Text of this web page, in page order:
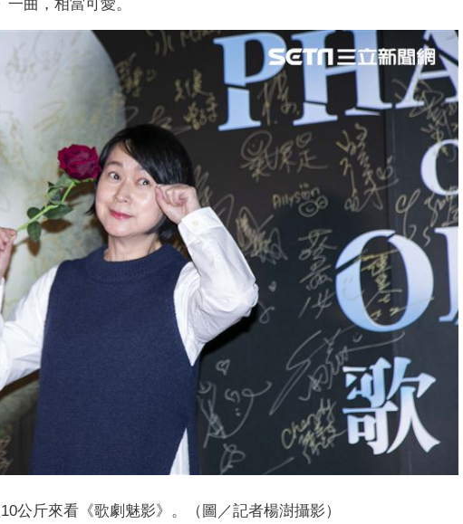
曲，相當可愛。
公斤來看《歌劇魅影》。（圖／記者楊澍攝影）